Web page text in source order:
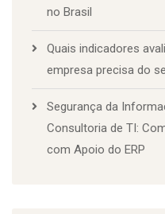
no Brasil
Quais indicadores
empresa precisa do
Segurança da
Consultoria de TI:
com Apoio do ERP